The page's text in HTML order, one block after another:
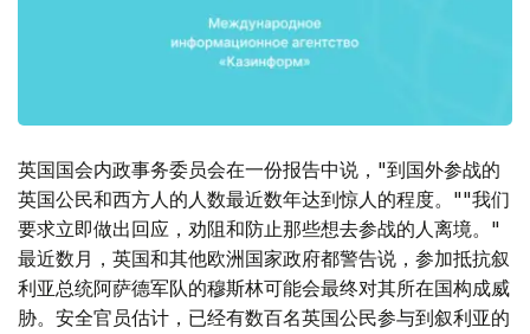
英国国会内政事务委员会在一份报告中说，"到国外参战的
英国公民和西方人的人数最近数年达到惊人的程度。""我们
要求立即做出回应，劝阻和防止那些想去参战的人离境。"
最近数月，英国和其他欧洲国家政府都警告说，参加抵抗叙
利亚总统阿萨德军队的穆斯林可能会最终对其所在国构成威
胁。安全官员估计，已经有数百名英国公民参与到叙利亚的